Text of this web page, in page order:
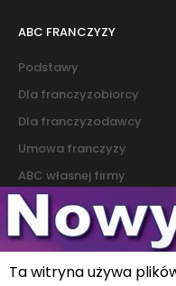
ABC FRANCZYZY
Podstawy
Dla franczyzobiorcy
Dla franczyzodawcy
Umowa franczyzy
ABC własnej firmy
Słownik franczyzy i
Ta witryna używa